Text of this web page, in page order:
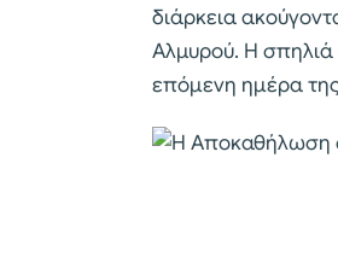
διάρκεια
Αλμυρού. Η σπηλιά
επόμενη ημέρα